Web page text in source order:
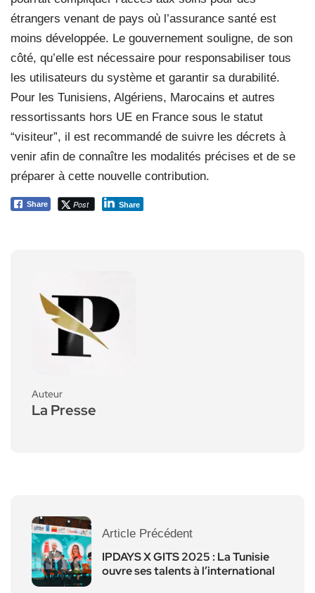
étrangers venant de pays où l’assurance santé est
moins développée. Le gouvernement souligne, de son
côté, qu’elle est nécessaire pour responsabiliser tous
les utilisateurs du système et garantir sa durabilité.
Pour les Tunisiens, Algériens, Marocains et autres
ressortissants hors UE en France sous le statut
“visiteur”, il est recommandé de suivre les décrets à
venir afin de connaître les modalités précises et de se
préparer à cette nouvelle contribution.
Share Post Share
Auteur
La Presse
Article Précédent
IPDAYS X GITS 2025 : La Tunisie
ouvre ses talents à l’international